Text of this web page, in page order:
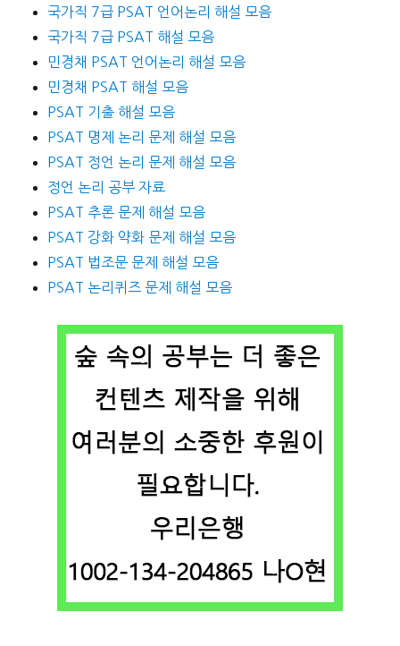
국가직 7급 PSAT 언어논리 해설 모음
국가직 7급 PSAT 해설 모음
민경채 PSAT 언어논리 해설 모음
민경채 PSAT 해설 모음
PSAT 기출 해설 모음
PSAT 명제 논리 문제 해설 모음
PSAT 정언 논리 문제 해설 모음
정언 논리 공부 자료
PSAT 추론 문제 해설 모음
PSAT 강화 약화 문제 해설 모음
PSAT 법조문 문제 해설 모음
PSAT 논리퀴즈 문제 해설 모음